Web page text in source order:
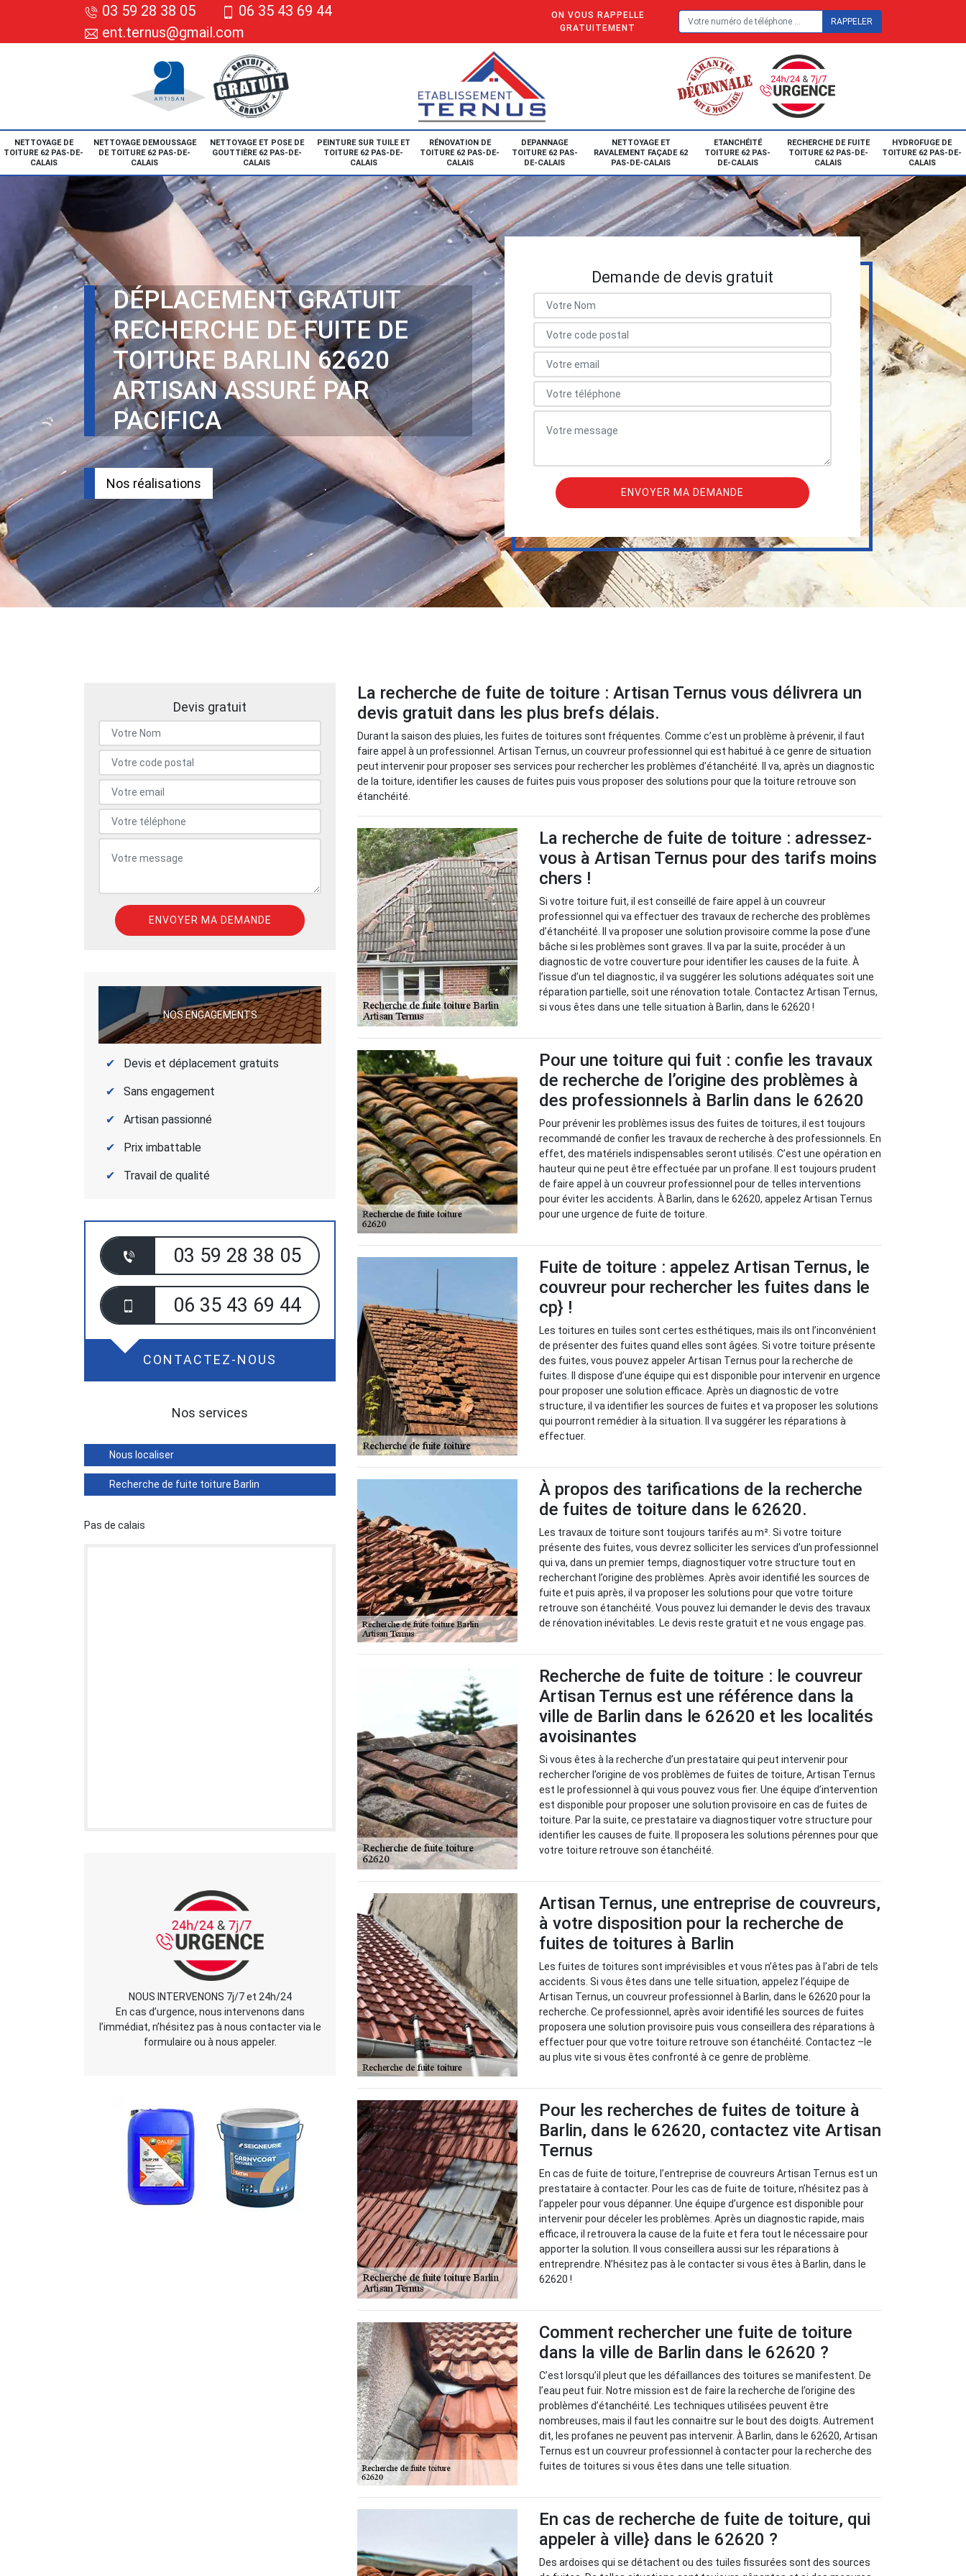
03 59 28 38 05
06 35 43 69 44
ent.ternus@gmail.com
ON VOUS RAPPELLE
GRATUITEMENT
NETTOYAGE DE
TOITURE 62 PAS-DE-
CALAIS
NETTOYAGE DEMOUSSAGE
DE TOITURE 62 PAS-DE-
CALAIS
NETTOYAGE ET POSE DE
GOUTTIÈRE 62 PAS-DE-
CALAIS
PEINTURE SUR TUILE ET
TOITURE 62 PAS-DE-
CALAIS
RÉNOVATION DE
TOITURE 62 PAS-DE-
CALAIS
DEPANNAGE
TOITURE 62 PAS-
DE-CALAIS
NETTOYAGE ET
RAVALEMENT FAÇADE 62
PAS-DE-CALAIS
ETANCHÉITÉ
TOITURE 62 PAS-
DE-CALAIS
RECHERCHE DE FUITE
TOITURE 62 PAS-DE-
CALAIS
HYDROFUGE DE
TOITURE 62 PAS-DE-
CALAIS
DÉPLACEMENT GRATUIT
RECHERCHE DE FUITE DE
TOITURE BARLIN 62620
ARTISAN ASSURÉ PAR
PACIFICA
Nos réalisations
Demande de devis gratuit
Devis gratuit
NOS ENGAGEMENTS
Devis et déplacement gratuits
Sans engagement
Artisan passionné
Prix imbattable
Travail de qualité
03 59 28 38 05
06 35 43 69 44
CONTACTEZ-NOUS
Nos services
Nous localiser
Recherche de fuite toiture Barlin
Pas de calais
NOUS INTERVENONS 7j/7 et 24h/24
En cas d’urgence, nous intervenons dans
l’immédiat, n’hésitez pas à nous contacter via le
formulaire ou à nous appeler.
La recherche de fuite de toiture : Artisan Ternus vous délivrera un
devis gratuit dans les plus brefs délais.
Durant la saison des pluies, les fuites de toitures sont fréquentes. Comme c’est un problème à prévenir, il faut
faire appel à un professionnel. Artisan Ternus, un couvreur professionnel qui est habitué à ce genre de situation
peut intervenir pour proposer ses services pour rechercher les problèmes d’étanchéité. Il va, après un diagnostic
de la toiture, identifier les causes de fuites puis vous proposer des solutions pour que la toiture retrouve son
étanchéité.
La recherche de fuite de toiture : adressez-
vous à Artisan Ternus pour des tarifs moins
chers !
Si votre toiture fuit, il est conseillé de faire appel à un couvreur
professionnel qui va effectuer des travaux de recherche des problèmes
d’étanchéité. Il va proposer une solution provisoire comme la pose d’une
bâche si les problèmes sont graves. Il va par la suite, procéder à un
diagnostic de votre couverture pour identifier les causes de la fuite. À
l’issue d’un tel diagnostic, il va suggérer les solutions adéquates soit une
réparation partielle, soit une rénovation totale. Contactez Artisan Ternus,
si vous êtes dans une telle situation à Barlin, dans le 62620 !
Pour une toiture qui fuit : confie les travaux
de recherche de l’origine des problèmes à
des professionnels à Barlin dans le 62620
Pour prévenir les problèmes issus des fuites de toitures, il est toujours
recommandé de confier les travaux de recherche à des professionnels. En
effet, des matériels indispensables seront utilisés. C’est une opération en
hauteur qui ne peut être effectuée par un profane. Il est toujours prudent
de faire appel à un couvreur professionnel pour de telles interventions
pour éviter les accidents. À Barlin, dans le 62620, appelez Artisan Ternus
pour une urgence de fuite de toiture.
Fuite de toiture : appelez Artisan Ternus, le
couvreur pour rechercher les fuites dans le
cp} !
Les toitures en tuiles sont certes esthétiques, mais ils ont l’inconvénient
de présenter des fuites quand elles sont âgées. Si votre toiture présente
des fuites, vous pouvez appeler Artisan Ternus pour la recherche de
fuites. Il dispose d’une équipe qui est disponible pour intervenir en urgence
pour proposer une solution efficace. Après un diagnostic de votre
structure, il va identifier les sources de fuites et va proposer les solutions
qui pourront remédier à la situation. Il va suggérer les réparations à
effectuer.
À propos des tarifications de la recherche
de fuites de toiture dans le 62620.
Les travaux de toiture sont toujours tarifés au m². Si votre toiture
présente des fuites, vous devrez solliciter les services d’un professionnel
qui va, dans un premier temps, diagnostiquer votre structure tout en
recherchant l’origine des problèmes. Après avoir identifié les sources de
fuite et puis après, il va proposer les solutions pour que votre toiture
retrouve son étanchéité. Vous pouvez lui demander le devis des travaux
de rénovation inévitables. Le devis reste gratuit et ne vous engage pas.
Recherche de fuite de toiture : le couvreur
Artisan Ternus est une référence dans la
ville de Barlin dans le 62620 et les localités
avoisinantes
Si vous êtes à la recherche d’un prestataire qui peut intervenir pour
rechercher l’origine de vos problèmes de fuites de toiture, Artisan Ternus
est le professionnel à qui vous pouvez vous fier. Une équipe d’intervention
est disponible pour proposer une solution provisoire en cas de fuites de
toiture. Par la suite, ce prestataire va diagnostiquer votre structure pour
identifier les causes de fuite. Il proposera les solutions pérennes pour que
votre toiture retrouve son étanchéité.
Artisan Ternus, une entreprise de couvreurs,
à votre disposition pour la recherche de
fuites de toitures à Barlin
Les fuites de toitures sont imprévisibles et vous n’êtes pas à l’abri de tels
accidents. Si vous êtes dans une telle situation, appelez l’équipe de
Artisan Ternus, un couvreur professionnel à Barlin, dans le 62620 pour la
recherche. Ce professionnel, après avoir identifié les sources de fuites
proposera une solution provisoire puis vous conseillera des réparations à
effectuer pour que votre toiture retrouve son étanchéité. Contactez –le
au plus vite si vous êtes confronté à ce genre de problème.
Pour les recherches de fuites de toiture à
Barlin, dans le 62620, contactez vite Artisan
Ternus
En cas de fuite de toiture, l’entreprise de couvreurs Artisan Ternus est un
prestataire à contacter. Pour les cas de fuite de toiture, n’hésitez pas à
l’appeler pour vous dépanner. Une équipe d’urgence est disponible pour
intervenir pour déceler les problèmes. Après un diagnostic rapide, mais
efficace, il retrouvera la cause de la fuite et fera tout le nécessaire pour
apporter la solution. Il vous conseillera aussi sur les réparations à
entreprendre. N’hésitez pas à le contacter si vous êtes à Barlin, dans le
62620 !
Comment rechercher une fuite de toiture
dans la ville de Barlin dans le 62620 ?
C’est lorsqu’il pleut que les défaillances des toitures se manifestent. De
l’eau peut fuir. Notre mission est de faire la recherche de l’origine des
problèmes d’étanchéité. Les techniques utilisées peuvent être
nombreuses, mais il faut les connaitre sur le bout des doigts. Autrement
dit, les profanes ne peuvent pas intervenir. À Barlin, dans le 62620, Artisan
Ternus est un couvreur professionnel à contacter pour la recherche des
fuites de toitures si vous êtes dans une telle situation.
En cas de recherche de fuite de toiture, qui
appeler à ville} dans le 62620 ?
Des ardoises qui se détachent ou des tuiles fissurées sont des sources